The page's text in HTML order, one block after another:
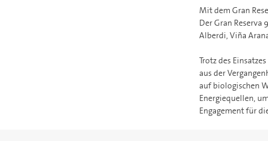
Mit dem Gran
Der Gran
Alberdi, Viña
Trotz des
aus der
auf biologischen
Energiequellen,
Engagement für